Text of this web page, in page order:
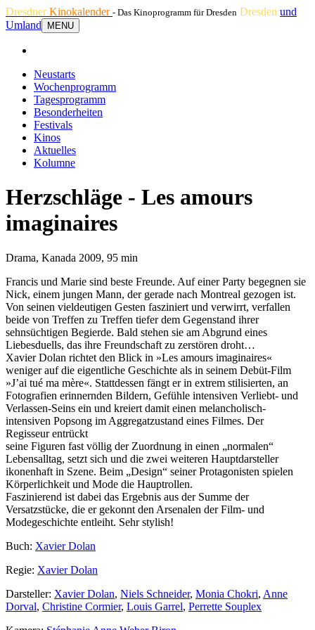
DresdnerKinokalender - Das Kinoprogramm für Dresden Dresden und
Umland
MENU
Neustarts
Wochenprogramm
Tagesprogramm
Besonderheiten
Festivals
Kinos
Aktuelles
Kolumne
Herzschläge - Les amours
imaginaires
Drama, Kanada 2009, 95 min
Francis und Marie sind beste Freunde. Auf einer Party begegnen sie
Nick, einem jungen Mann, der gerade nach Montreal gezogen ist.
Von seinen vieldeutigen Gesten fasziniert und verwirrt, verfallen
beide von Treffen zu Treffen tiefer dem Gegenstand ihrer
sehnsüchtigen Begierde. Bald stehen sie am Abgrund eines
Liebesduells, das ihre Freundschaft zu zerstören droht…
Xavier Dolan richtet den Blick in »Les amours imaginaires«
weniger auf die eigentliche Geschichte als in seinem Debüt-Film
»J’ai tué ma mère«. Stattdessen fängt er in extrem stilisierten, an
Fotografien erinnernden Bildern, Gefühle intensiven Verliebt- und
Verlassen-Seins ein und kreiert damit einen melancholisch-
intensiven Popsong im Aggregatzustand eines Filmes. Der
Regisseur entrückt
seine Figuren fast völlig der Zuordnung in einen „normalen“
Lebensalltag, setzt sich und die zwei weiteren Hauptdarsteller
ikonenhaft in Szene. Beim „Design“ seiner Protagonisten spielen
Körperlichkeit und Mode die Hauptrollen.
Faszinierend ist dabei das Ergebnis aus der Summe der
Versatzstücke, die er gekonnt den Arsenalen der Film- und
Modegeschichte entleiht. Sehr stylish!
Buch: Xavier Dolan
Regie: Xavier Dolan
Darsteller: Xavier Dolan, Niels Schneider, Monia Chokri, Anne
Dorval, Christine Cormier, Louis Garrel, Perrette Souplex